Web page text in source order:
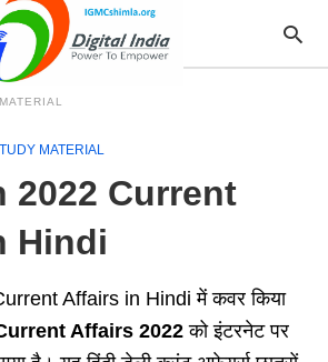
MATERIAL
2022 Current
Hindi
Affairs in Hindi में कवर किया
Affairs 2022 को इंटरनेट पर